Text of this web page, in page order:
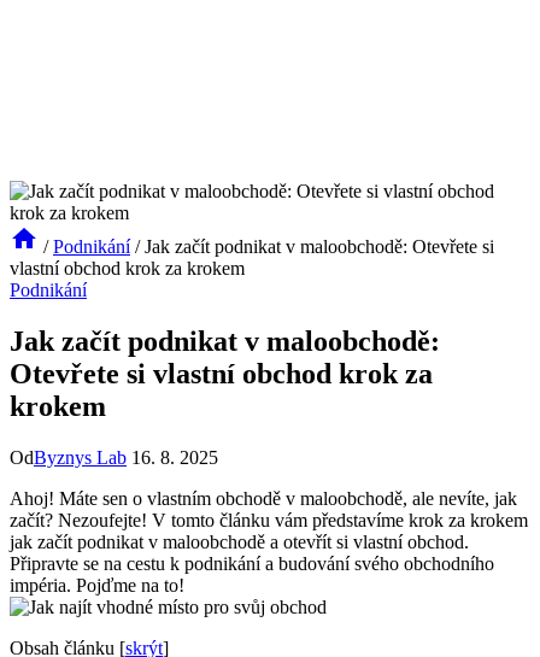
/ Podnikání / Jak začít podnikat v maloobchodě: Otevřete si
vlastní obchod krok za krokem
Podnikání
Jak začít podnikat v maloobchodě:
Otevřete si vlastní obchod krok za
krokem
OdByznys Lab 16. 8. 2025
Ahoj! Máte sen o vlastním obchodě v maloobchodě, ale nevíte, jak
začít? Nezoufejte! V tomto článku vám představíme krok za krokem
jak začít podnikat v maloobchodě a otevřít si vlastní obchod.
Připravte se na cestu k podnikání a budování svého obchodního
impéria. Pojďme na to!
Obsah článku [skrýt]